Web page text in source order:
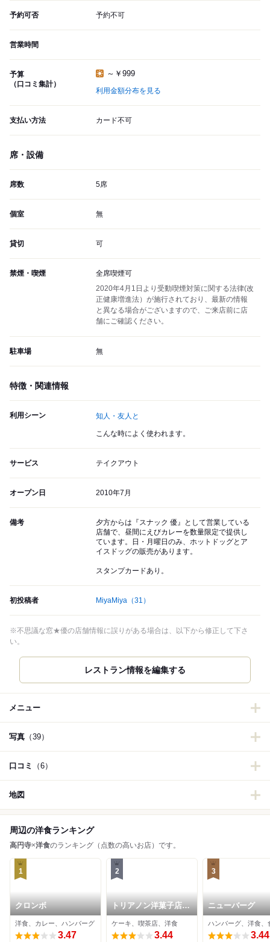
予約可否 予約不可
営業時間
予算
（口コミ集計）
～￥999
利用金額分布を見る
支払い方法 カード不可
席・設備
席数 5席
個室 無
貸切 可
禁煙・喫煙
全席喫煙可
2020年4月1日より受動喫煙対策に関する法律(改
正健康増進法）が施行されており、最新の情報
と異なる場合がございますので、ご来店前に店
舗にご確認ください。
駐車場 無
特徴・関連情報
利用シーン 知人・友人と
こんな時によく使われます。
サービス テイクアウト
オープン日 2010年7月
備考
夕方からは『スナック 優』として営業している
店舗で、昼間にえびカレーを数量限定で提供し
ています。日・月曜日のみ、ホットドッグとア
イスドッグの販売があります。
スタンプカードあり。
初投稿者 MiyaMiya （31）
※不思議な窓★優の店舗情報に誤りがある場合は、以下から修正して下さ
い。
メニュー
写真 （39）
口コミ （6）
地図
周辺の洋食ランキング
高円寺×洋食のランキング（点数の高いお店）です。
1
クロンボ
洋食、カレー、ハンバーグ
3.47
2
トリアノン洋菓子店
高円寺本店
ケーキ、喫茶店、洋食
3.44
3
ニューバーグ
ハンバーグ、洋食、
3.44